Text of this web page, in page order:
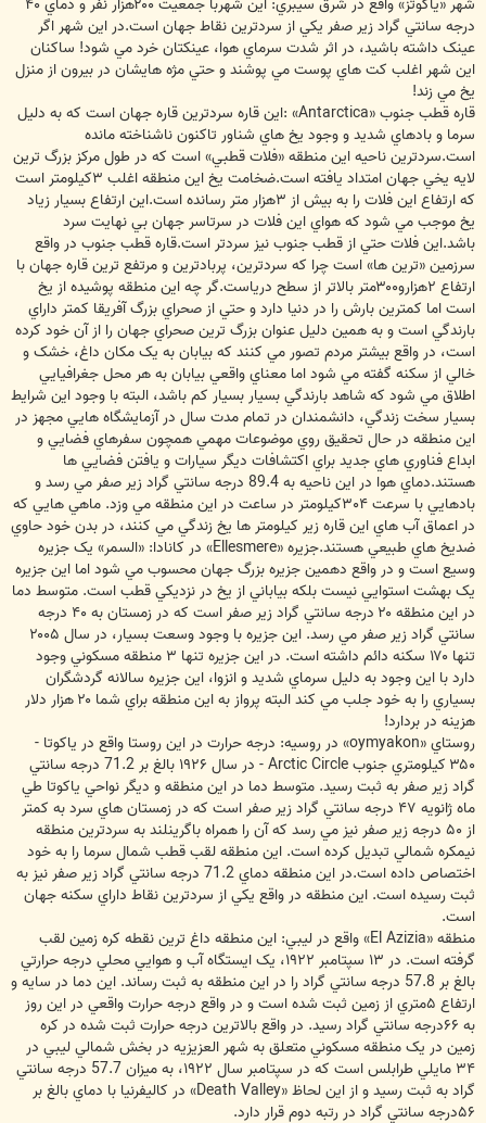
شهر «ياکوتز» واقع در شرق سيبري: اين شهربا جمعيت ۲۰۰هزار نفر و دماي ۴۰
درجه سانتي گراد زير صفر يکي از سردترين نقاط جهان است.در اين شهر اگر
عينک داشته باشيد، در اثر شدت سرماي هوا، عينکتان خرد مي شود! ساکنان
اين شهر اغلب کت هاي پوست مي پوشند و حتي مژه هايشان در بيرون از منزل
يخ مي زند!
قاره قطب جنوب «Antarctica» :اين قاره سردترين قاره جهان است که به دليل
سرما و بادهاي شديد و وجود يخ هاي شناور تاکنون ناشناخته مانده
است.سردترين ناحيه اين منطقه «فلات قطبي» است که در طول مرکز بزرگ ترين
لايه يخي جهان امتداد يافته است.ضخامت يخ اين منطقه اغلب ۳کيلومتر است
که ارتفاع اين فلات را به بيش از ۳هزار متر رسانده است.اين ارتفاع بسيار زياد
يخ موجب مي شود که هواي اين فلات در سرتاسر جهان بي نهايت سرد
باشد.اين فلات حتي از قطب جنوب نيز سردتر است.قاره قطب جنوب در واقع
سرزمين «ترين ها» است چرا که سردترين، پربادترين و مرتفع ترين قاره جهان با
ارتفاع ۲هزارو۳۰۰متر بالاتر از سطح درياست.گر چه اين منطقه پوشيده از يخ
است اما کمترين بارش را در دنيا دارد و حتي از صحراي بزرگ آفريقا کمتر داراي
بارندگي است و به همين دليل عنوان بزرگ ترين صحراي جهان را از آن خود کرده
است، در واقع بيشتر مردم تصور مي کنند که بيابان به يک مکان داغ، خشک و
خالي از سکنه گفته مي شود اما معناي واقعي بيابان به هر محل جغرافيايي
اطلاق مي شود که شاهد بارندگي بسيار بسيار کم باشد، البته با وجود اين شرايط
بسيار سخت زندگي، دانشمندان در تمام مدت سال در آزمايشگاه هايي مجهز در
اين منطقه در حال تحقيق روي موضوعات مهمي همچون سفرهاي فضايي و
ابداع فناوري هاي جديد براي اکتشافات ديگر سيارات و يافتن فضايي ها
هستند.دماي هوا در اين ناحيه به 89.4 درجه سانتي گراد زير صفر مي رسد و
بادهايي با سرعت ۳۰۴کيلومتر در ساعت در اين منطقه مي وزد. ماهي هايي که
در اعماق آب هاي اين قاره زير کيلومتر ها يخ زندگي مي کنند، در بدن خود حاوي
ضديخ هاي طبيعي هستند.جزيره «Ellesmere» در کانادا: «السمر» يک جزيره
وسيع است و در واقع دهمين جزيره بزرگ جهان محسوب مي شود اما اين جزيره
يک بهشت استوايي نيست بلکه بياباني از يخ در نزديکي قطب است. متوسط دما
در اين منطقه ۲۰ درجه سانتي گراد زير صفر است که در زمستان به ۴۰ درجه
سانتي گراد زير صفر مي رسد. اين جزيره با وجود وسعت بسيار، در سال ۲۰۰۵
تنها ۱۷۰ سکنه دائم داشته است. در اين جزيره تنها ۳ منطقه مسکوني وجود
دارد با اين وجود به دليل سرماي شديد و انزوا، اين جزيره سالانه گردشگران
بسياري را به خود جلب مي کند البته پرواز به اين منطقه براي شما ۲۰ هزار دلار
هزينه در بردارد!
روستاي «oymyakon» در روسيه: درجه حرارت در اين روستا واقع در ياکوتا -
۳۵۰ کيلومتري جنوب Arctic Circle - در سال ۱۹۲۶ بالغ بر 71.2 درجه سانتي
گراد زير صفر به ثبت رسيد. متوسط دما در اين منطقه و ديگر نواحي ياکوتا طي
ماه ژانويه ۴۷ درجه سانتي گراد زير صفر است که در زمستان هاي سرد به کمتر
از ۵۰ درجه زير صفر نيز مي رسد که آن را همراه باگرينلند به سردترين منطقه
نيمکره شمالي تبديل کرده است. اين منطقه لقب قطب شمال سرما را به خود
اختصاص داده است.در اين منطقه دماي 71.2 درجه سانتي گراد زير صفر نيز به
ثبت رسيده است. اين منطقه در واقع يکي از سردترين نقاط داراي سکنه جهان
است.
منطقه «El Azizia» واقع در ليبي: اين منطقه داغ ترين نقطه کره زمين لقب
گرفته است. در ۱۳ سپتامبر ۱۹۲۲، يک ايستگاه آب و هوايي محلي درجه حرارتي
بالغ بر 57.8 درجه سانتي گراد را در اين منطقه به ثبت رساند. اين دما در سايه و
ارتفاع ۵متري از زمين ثبت شده است و در واقع درجه حرارت واقعي در اين روز
به ۶۶درجه سانتي گراد رسيد. در واقع بالاترين درجه حرارت ثبت شده در کره
زمين در يک منطقه مسکوني متعلق به شهر العزيزيه در بخش شمالي ليبي در
۳۴ مايلي طرابلس است که در سپتامبر سال ۱۹۲۲، به ميزان 57.7 درجه سانتي
گراد به ثبت رسيد و از اين لحاظ «Death Valley» در کاليفرنيا با دماي بالغ بر
۵۶درجه سانتي گراد در رتبه دوم قرار دارد.